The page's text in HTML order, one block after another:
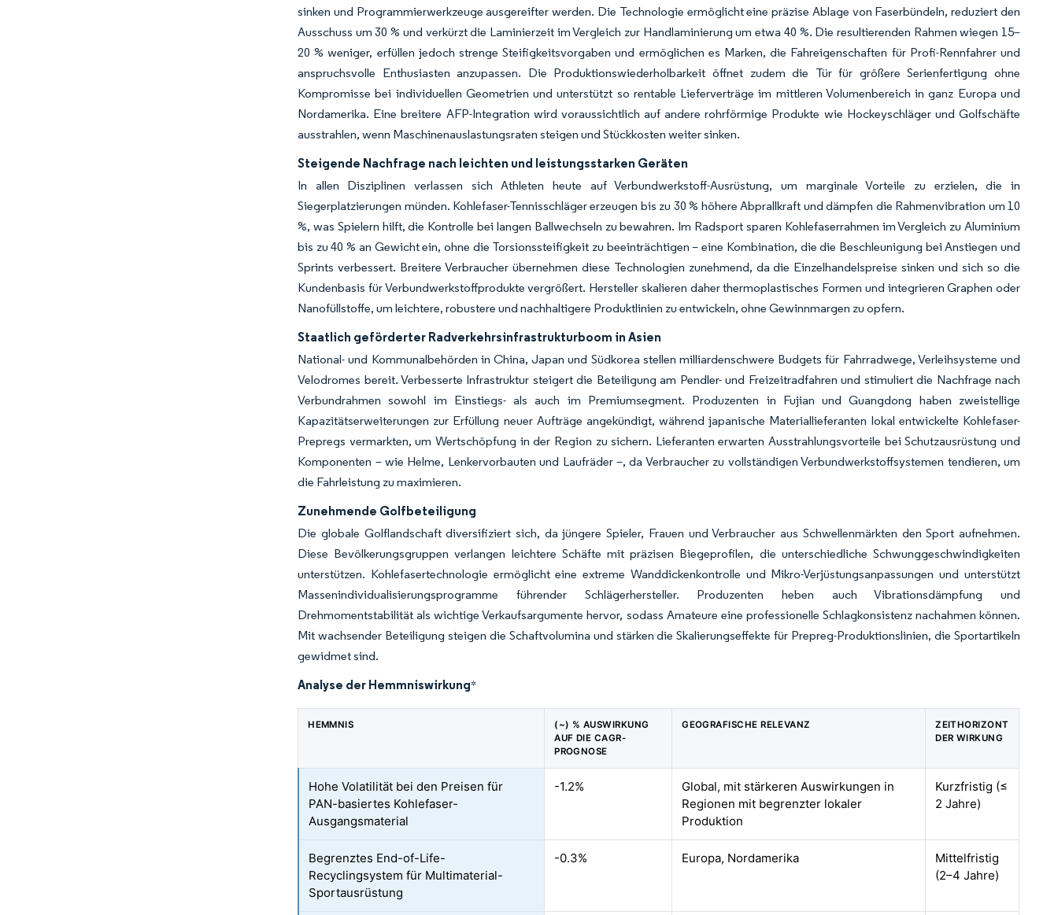
sinken und Programmierwerkzeuge ausgereifter werden. Die Technologie ermöglicht eine präzise Ablage von Faserbündeln, reduziert den
Ausschuss um 30 % und verkürzt die Laminierzeit im Vergleich zur Handlaminierung um etwa 40 %. Die resultierenden Rahmen wiegen 15–
20 % weniger, erfüllen jedoch strenge Steifigkeitsvorgaben und ermöglichen es Marken, die Fahreigenschaften für Profi-Rennfahrer und
anspruchsvolle Enthusiasten anzupassen. Die Produktionswiederholbarkeit öffnet zudem die Tür für größere Serienfertigung ohne
Kompromisse bei individuellen Geometrien und unterstützt so rentable Lieferverträge im mittleren Volumenbereich in ganz Europa und
Nordamerika. Eine breitere AFP-Integration wird voraussichtlich auf andere rohrförmige Produkte wie Hockeyschläger und Golfschäfte
ausstrahlen, wenn Maschinenauslastungsraten steigen und Stückkosten weiter sinken.
Steigende Nachfrage nach leichten und leistungsstarken Geräten
In allen Disziplinen verlassen sich Athleten heute auf Verbundwerkstoff-Ausrüstung, um marginale Vorteile zu erzielen, die in
Siegerplatzierungen münden. Kohlefaser-Tennisschläger erzeugen bis zu 30 % höhere Abprallkraft und dämpfen die Rahmenvibration um 10
%, was Spielern hilft, die Kontrolle bei langen Ballwechseln zu bewahren. Im Radsport sparen Kohlefaserrahmen im Vergleich zu Aluminium
bis zu 40 % an Gewicht ein, ohne die Torsionssteifigkeit zu beeinträchtigen – eine Kombination, die die Beschleunigung bei Anstiegen und
Sprints verbessert. Breitere Verbraucher übernehmen diese Technologien zunehmend, da die Einzelhandelspreise sinken und sich so die
Kundenbasis für Verbundwerkstoffprodukte vergrößert. Hersteller skalieren daher thermoplastisches Formen und integrieren Graphen oder
Nanofüllstoffe, um leichtere, robustere und nachhaltigere Produktlinien zu entwickeln, ohne Gewinnmargen zu opfern.
Staatlich geförderter Radverkehrsinfrastrukturboom in Asien
National- und Kommunalbehörden in China, Japan und Südkorea stellen milliardenschwere Budgets für Fahrradwege, Verleihsysteme und
Velodromes bereit. Verbesserte Infrastruktur steigert die Beteiligung am Pendler- und Freizeitradfahren und stimuliert die Nachfrage nach
Verbundrahmen sowohl im Einstiegs- als auch im Premiumsegment. Produzenten in Fujian und Guangdong haben zweistellige
Kapazitätserweiterungen zur Erfüllung neuer Aufträge angekündigt, während japanische Materiallieferanten lokal entwickelte Kohlefaser-
Prepregs vermarkten, um Wertschöpfung in der Region zu sichern. Lieferanten erwarten Ausstrahlungsvorteile bei Schutzausrüstung und
Komponenten – wie Helme, Lenkervorbauten und Laufräder –, da Verbraucher zu vollständigen Verbundwerkstoffsystemen tendieren, um
die Fahrleistung zu maximieren.
Zunehmende Golfbeteiligung
Die globale Golflandschaft diversifiziert sich, da jüngere Spieler, Frauen und Verbraucher aus Schwellenmärkten den Sport aufnehmen.
Diese Bevölkerungsgruppen verlangen leichtere Schäfte mit präzisen Biegeprofilen, die unterschiedliche Schwunggeschwindigkeiten
unterstützen. Kohlefasertechnologie ermöglicht eine extreme Wanddickenkontrolle und Mikro-Verjüstungsanpassungen und unterstützt
Massenindividualisierungsprogramme führender Schlägerhersteller. Produzenten heben auch Vibrationsdämpfung und
Drehmomentstabilität als wichtige Verkaufsargumente hervor, sodass Amateure eine professionelle Schlagkonsistenz nachahmen können.
Mit wachsender Beteiligung steigen die Schaftvolumina und stärken die Skalierungseffekte für Prepreg-Produktionslinien, die Sportartikeln
gewidmet sind.
Analyse der Hemmniswirkung*
HEMMNIS
(~) % AUSWIRKUNG
AUF DIE CAGR-
PROGNOSE
GEOGRAFISCHE RELEVANZ
ZEITHORIZONT
DER WIRKUNG
Hohe Volatilität bei den Preisen für
PAN-basiertes Kohlefaser-
Ausgangsmaterial
-1.2%
Global, mit stärkeren Auswirkungen in
Regionen mit begrenzter lokaler
Produktion
Kurzfristig (≤
2 Jahre)
Begrenztes End-of-Life-
Recyclingsystem für Multimaterial-
Sportausrüstung
-0.3% Europa, Nordamerika
Mittelfristig
(2–4 Jahre)